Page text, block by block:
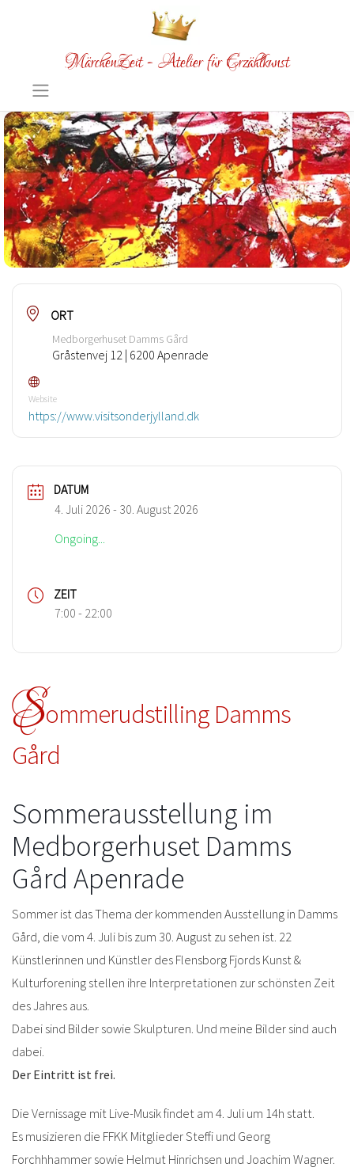
MärchenZeit - Atelier für Erzählkunst
ORT
Medborgerhuset Damms Gård
Gråstenvej 12 | 6200 Apenrade
Website
https://www.visitsonderjylland.dk
DATUM
4. Juli 2026 - 30. August 2026
Ongoing...
ZEIT
7:00 - 22:00
Sommerudstilling Damms
Gård
Sommerausstellung im
Medborgerhuset Damms
Gård Apenrade
Sommer ist das Thema der kommenden Ausstellung in Damms
Gård, die vom 4. Juli bis zum 30. August zu sehen ist. 22
Künstlerinnen und Künstler des Flensborg Fjords Kunst &
Kulturforening stellen ihre Interpretationen zur schönsten Zeit
des Jahres aus.
Dabei sind Bilder sowie Skulpturen. Und meine Bilder sind auch
dabei.
Der Eintritt ist frei.
Die Vernissage mit Live-Musik findet am 4. Juli um 14h statt.
Es musizieren die FFKK Mitglieder Steffi und Georg
Forchhhammer sowie Helmut Hinrichsen und Joachim Wagner.